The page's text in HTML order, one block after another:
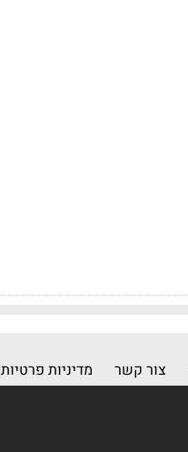
צור קשר מדיניות פרטיות